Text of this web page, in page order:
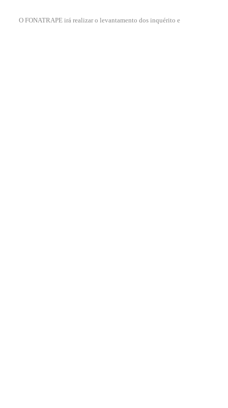
O FONATRAPE irá realizar o levantamento dos inquérito e